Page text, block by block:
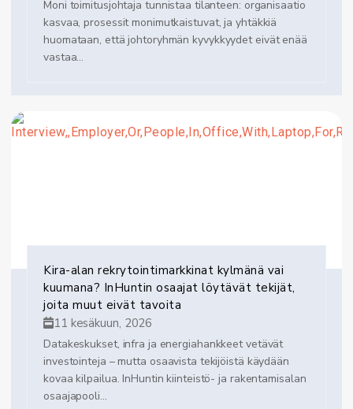
Moni toimitusjohtaja tunnistaa tilanteen: organisaatio
kasvaa, prosessit monimutkaistuvat, ja yhtäkkiä
huomataan, että johtoryhmän kyvykkyydet eivät enää
vastaa...
Kira-alan rekrytointimarkkinat kylmänä vai
kuumana? InHuntin osaajat löytävät tekijät,
joita muut eivät tavoita
11 kesäkuun, 2026
Datakeskukset, infra ja energiahankkeet vetävät
investointeja – mutta osaavista tekijöistä käydään
kovaa kilpailua. InHuntin kiinteistö- ja rakentamisalan
osaajapooli...